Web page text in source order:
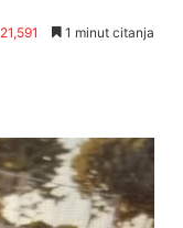
21,591 1 minut citanja